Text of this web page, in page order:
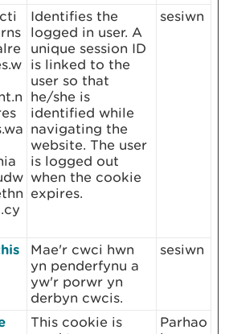
Identifies the
logged in user. A
unique session ID
is linked to the
user so that
he/she is
identified while
navigating the
website. The user
is logged out
when the cookie
expires.
sesiwn
Mae'r cwci hwn
yn penderfynu a
yw'r porwr yn
derbyn cwcis.
sesiwn
This cookie is
Parhao